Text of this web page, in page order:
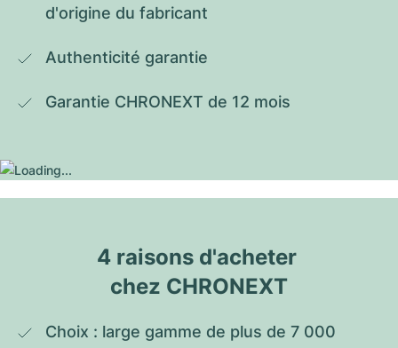
d'origine du fabricant
Authenticité garantie
Garantie CHRONEXT de 12 mois
4 raisons d'acheter
chez CHRONEXT
Choix : large gamme de plus de 7 000